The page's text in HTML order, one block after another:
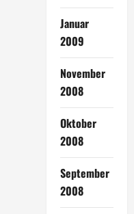
Januar
2009
November
2008
Oktober
2008
September
2008